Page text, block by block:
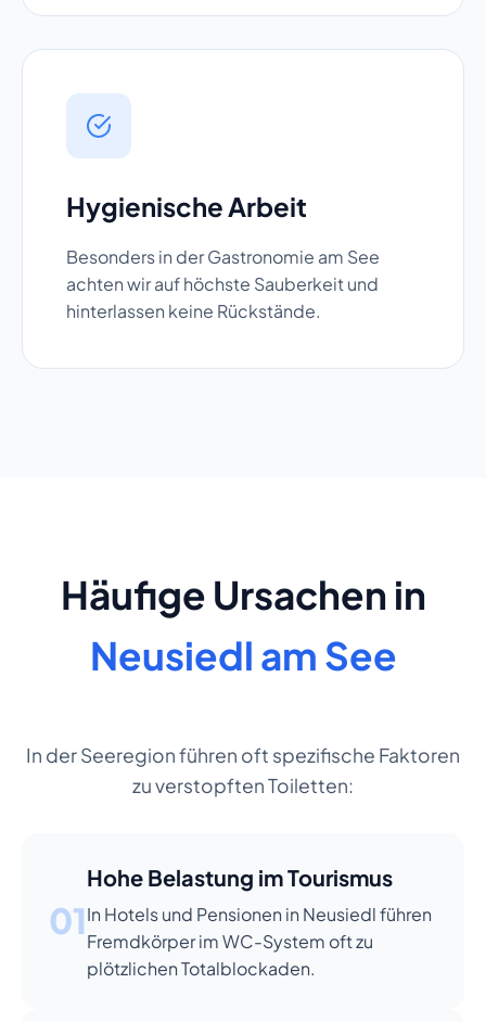
Hygienische Arbeit
Besonders in der Gastronomie am See
achten wir auf höchste Sauberkeit und
hinterlassen keine Rückstände.
Häufige Ursachen in
Neusiedl am See
In der Seeregion führen oft spezifische Faktoren
zu verstopften Toiletten:
01
Hohe Belastung im Tourismus
In Hotels und Pensionen in Neusiedl führen
Fremdkörper im WC-System oft zu
plötzlichen Totalblockaden.